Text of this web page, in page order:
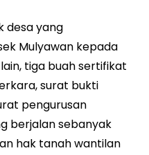
desa yang
Mulyawan kepada
tiga buah sertifikat
surat bukti
pengurusan
berjalan sebanyak
hak tanah wantilan